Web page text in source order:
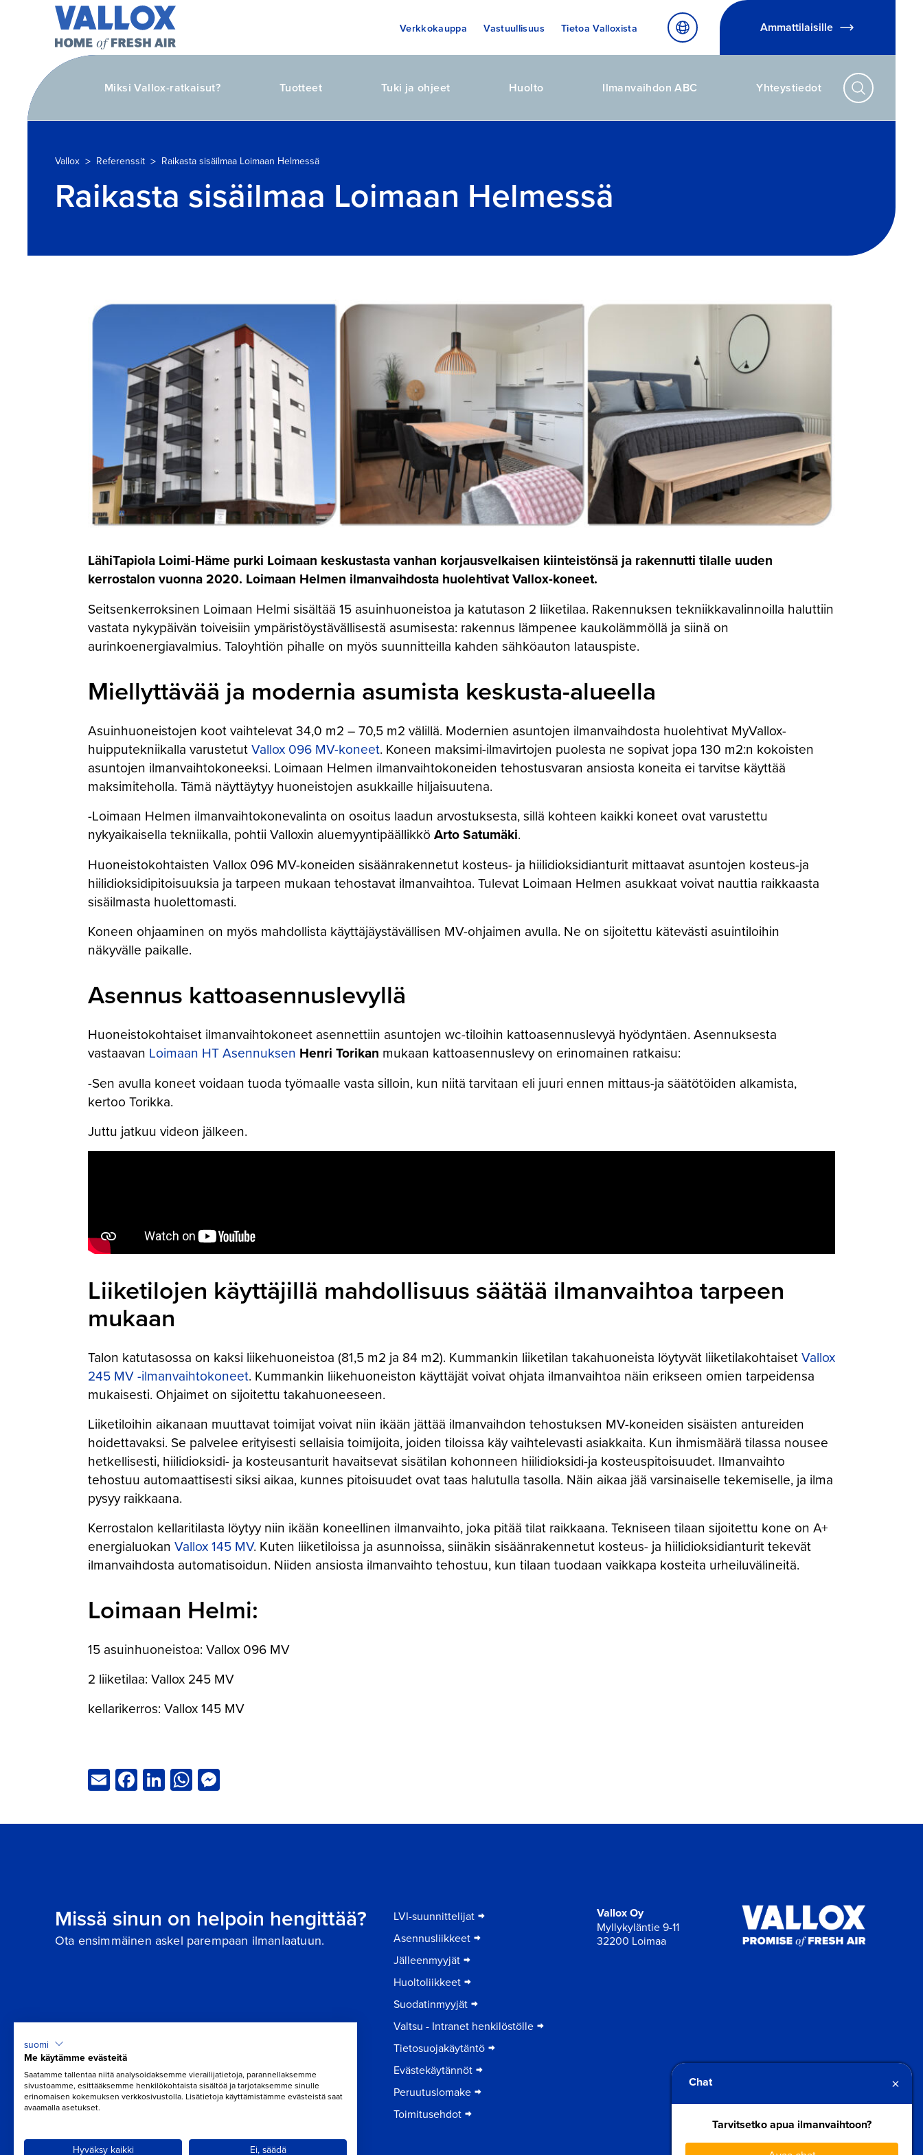
Verkkokauppa Vastuullisuus Tietoa Valloxista Ammattilaisille
Miksi Vallox-ratkaisut? Tuotteet Tuki ja ohjeet Huolto Ilmanvaihdon ABC Yhteystiedot
Vallox > Referenssit > Raikasta sisäilmaa Loimaan Helmessä
Raikasta sisäilmaa Loimaan Helmessä
LähiTapiola Loimi-Häme purki Loimaan keskustasta vanhan korjausvelkaisen kiinteistönsä ja rakennutti tilalle uuden
kerrostalon vuonna 2020. Loimaan Helmen ilmanvaihdosta huolehtivat Vallox-koneet.
Seitsenkerroksinen Loimaan Helmi sisältää 15 asuinhuoneistoa ja katutason 2 liiketilaa. Rakennuksen tekniikkavalinnoilla haluttiin
vastata nykypäivän toiveisiin ympäristöystävällisestä asumisesta: rakennus lämpenee kaukolämmöllä ja siinä on
aurinkoenergiavalmius. Taloyhtiön pihalle on myös suunnitteilla kahden sähköauton latauspiste.
Miellyttävää ja modernia asumista keskusta-alueella
Asuinhuoneistojen koot vaihtelevat 34,0 m2 – 70,5 m2 välillä. Modernien asuntojen ilmanvaihdosta huolehtivat MyVallox-
huipputekniikalla varustetutVallox 096 MV-koneet. Koneen maksimi-ilmavirtojen puolesta ne sopivat jopa 130 m2:n kokoisten
asuntojen ilmanvaihtokoneeksi. Loimaan Helmen ilmanvaihtokoneiden tehostusvaran ansiosta koneita ei tarvitse käyttää
maksimiteholla. Tämä näyttäytyy huoneistojen asukkaille hiljaisuutena.
-Loimaan Helmen ilmanvaihtokonevalinta on osoitus laadun arvostuksesta, sillä kohteen kaikki koneet ovat varustettu
nykyaikaisella tekniikalla, pohtii Valloxin aluemyyntipäällikkö Arto Satumäki.
Huoneistokohtaisten Vallox 096 MV-koneiden sisäänrakennetut kosteus- ja hiilidioksidianturit mittaavat asuntojen kosteus-ja
hiilidioksidipitoisuuksia ja tarpeen mukaan tehostavat ilmanvaihtoa. Tulevat Loimaan Helmen asukkaat voivat nauttia raikkaasta
sisäilmasta huolettomasti.
Koneen ohjaaminen on myös mahdollista käyttäjäystävällisen MV-ohjaimen avulla. Ne on sijoitettu kätevästi asuintiloihin
näkyvälle paikalle.
Asennus kattoasennuslevyllä
Huoneistokohtaiset ilmanvaihtokoneet asennettiin asuntojen wc-tiloihin kattoasennuslevyä hyödyntäen. Asennuksesta
vastaavan Loimaan HT Asennuksen Henri Torikan mukaan kattoasennuslevy on erinomainen ratkaisu:
-Sen avulla koneet voidaan tuoda työmaalle vasta silloin, kun niitä tarvitaan eli juuri ennen mittaus-ja säätötöiden alkamista,
kertoo Torikka.
Juttu jatkuu videon jälkeen.
Liiketilojen käyttäjillä mahdollisuus säätää ilmanvaihtoa tarpeen
mukaan
Talon katutasossa on kaksi liikehuoneistoa (81,5 m2 ja 84 m2). Kummankin liiketilan takahuoneista löytyvät liiketilakohtaisetVallox
245 MV -ilmanvaihtokoneet. Kummankin liikehuoneiston käyttäjät voivat ohjata ilmanvaihtoa näin erikseen omien tarpeidensa
mukaisesti. Ohjaimet on sijoitettu takahuoneeseen.
Liiketiloihin aikanaan muuttavat toimijat voivat niin ikään jättää ilmanvaihdon tehostuksen MV-koneiden sisäisten antureiden
hoidettavaksi. Se palvelee erityisesti sellaisia toimijoita, joiden tiloissa käy vaihtelevasti asiakkaita. Kun ihmismäärä tilassa nousee
hetkellisesti, hiilidioksidi- ja kosteusanturit havaitsevat sisätilan kohonneen hiilidioksidi-ja kosteuspitoisuudet. Ilmanvaihto
tehostuu automaattisesti siksi aikaa, kunnes pitoisuudet ovat taas halutulla tasolla. Näin aikaa jää varsinaiselle tekemiselle, ja ilma
pysyy raikkaana.
Kerrostalon kellaritilasta löytyy niin ikään koneellinen ilmanvaihto, joka pitää tilat raikkaana. Tekniseen tilaan sijoitettu kone on A+
energialuokan Vallox 145 MV. Kuten liiketiloissa ja asunnoissa, siinäkin sisäänrakennetut kosteus- ja hiilidioksidianturit tekevät
ilmanvaihdosta automatisoidun. Niiden ansiosta ilmanvaihto tehostuu, kun tilaan tuodaan vaikkapa kosteita urheiluvälineitä.
Loimaan Helmi:
15 asuinhuoneistoa: Vallox 096 MV
2 liiketilaa: Vallox 245 MV
kellarikerros: Vallox 145 MV
EmailFacebook
LinkedIn
WhatsApp
Missä sinun on helpoin hengittää?
Ota ensimmäinen askel parempaan ilmanlaatuun.
LVI-suunnittelijat
Asennusliikkeet
Jälleenmyyjät
Huoltoliikkeet
Suodatinmyyjät
Valtsu - Intranet henkilöstölle
Tietosuojakäytäntö
Evästekäytännöt
Peruutuslomake
Toimitusehdot
Vallox Oy
Myllykyläntie 9-11
32200 Loimaa
Chat ×
Tarvitsetko apua ilmanvaihtoon?
suomi
Me käytämme evästeitä
Saatamme tallentaa niitä analysoidaksemme vierailijatietoja, parannellaksemme
sivustoamme, esittääksemme henkilökohtaista sisältöä ja tarjotaksemme sinulle
erinomaisen kokemuksen verkkosivustolla. Lisätietoja käyttämistämme evästeistä saat
avaamalla asetukset.
Hyväksy kaikki Ei, säädä